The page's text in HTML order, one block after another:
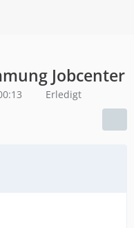
Jobcenter
Erledigt